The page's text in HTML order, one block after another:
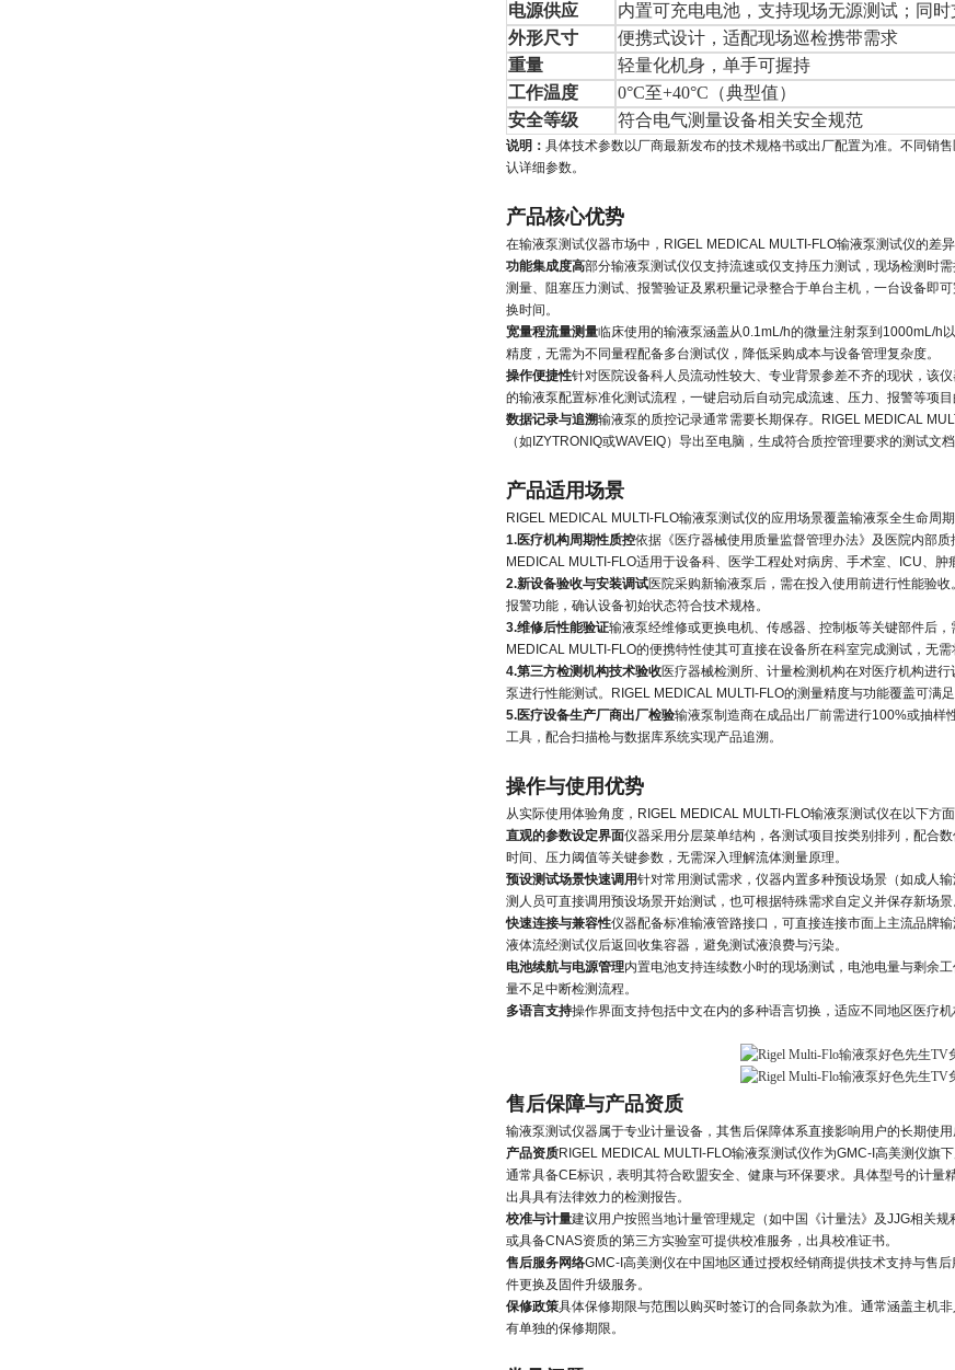
电源供应
内置可充电电池，支持现场无源测试；同
外形尺寸
便携式设计，适配现场巡检携带需求
重量
轻量化机身，单手可握持
工作温度
0°C至+40°C（典型值）
安全等级
符合电气测量设备相关安全规范
说明： 具体技术参数以厂商最新发布的技术规格书或出厂配置为准。不同销
认详细参数。
产品核心优势
在输液泵测试仪器市场中， RIGEL MEDICAL MULTI-FLO输液泵测试仪的差
功能集成度高部分输液泵测试仪仅支持流速或仅支持压力测试，现场检测时需
测量、阻塞压力测试、报警验证及累积量记录整合于单台主机，一台设备即
换时间。
宽量程流量测量临床使用的输液泵涵盖从0.1mL/h的微量注射泵到1000mL/h
精度，无需为不同量程配备多台测试仪，降低采购成本与设备管理复杂度。
操作便捷性针对医院设备科人员流动性较大、专业背景参差不齐的现状，该
的输液泵配置标准化测试流程，一键启动后自动完成流速、压力、报警等项
数据记录与追溯输液泵的质控记录通常需要长期保存。 RIGEL MEDICAL
（如IZYTRONIQ或WAVEIQ）导出至电脑，生成符合质控管理要求的测试文
产品适用场景
RIGEL MEDICAL MULTI-FLO输液泵测试仪的应用场景覆盖输液泵全生命周期
1.医疗机构周期性质控依据《医疗器械使用质量监督管理办法》及医院内部质
MEDICAL MULTI-FLO适用于设备科、医学工程处对病房、手术室、ICU、肿
2.新设备验收与安装调试医院采购新输液泵后，需在投入使用前进行性能验
报警功能，确认设备初始状态符合技术规格。
3.维修后性能验证输液泵经维修或更换电机、传感器、控制板等关键部件后，
MEDICAL MULTI-FLO的便携特性使其可直接在设备所在科室完成测试，无需
4.第三方检测机构技术验收医疗器械检测所、计量检测机构在对医疗机构进
泵进行性能测试。
RIGEL MEDICAL MULTI-FLO的测量精度与功能覆盖可满
5.医疗设备生产厂商出厂检验输液泵制造商在成品出厂前需进行100%或抽样
工具，配合扫描枪与数据库系统实现产品追溯。
操作与使用优势
从实际使用体验角度， RIGEL MEDICAL MULTI-FLO输液泵测试仪在以下方
直观的参数设定界面仪器采用分层菜单结构，各测试项目按类别排列，配合
时间、压力阈值等关键参数，无需深入理解流体测量原理。
预设测试场景快速调用针对常用测试需求，仪器内置多种预设场景（如成人
测人员可直接调用预设场景开始测试，也可根据特殊需求自定义并保存新场景
快速连接与兼容性仪器配备标准输液管路接口，可直接连接市面上主流品牌
液体流经测试仪后返回收集容器，避免测试液浪费与污染。
电池续航与电源管理内置电池支持连续数小时的现场测试，电池电量与剩余
量不足中断检测流程。
多语言支持操作界面支持包括中文在内的多种语言切换，适应不同地区医疗机
售后保障与产品资质
输液泵测试仪器属于专业计量设备，其售后保障体系直接影响用户的长期使用
产品资质RIGEL MEDICAL MULTI-FLO输液泵测试仪作为GMC-I高美测仪旗
通常具备CE标识，表明其符合欧盟安全、健康与环保要求。具体型号的计量
出具具有法律效力的检测报告。
校准与计量建议用户按照当地计量管理规定（如中国《计量法》及JJG相关
或具备CNAS资质的第三方实验室可提供校准服务，出具校准证书。
售后服务网络GMC-I高美测仪在中国地区通过授权经销商提供技术支持与售
件更换及固件升级服务。
保修政策具体保修期限与范围以购买时签订的合同条款为准。通常涵盖主机
有单独的保修期限。